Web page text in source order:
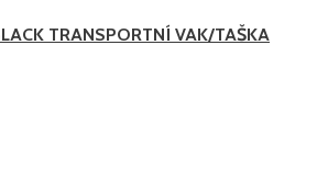
TRANSPORTNÍ VAK/TAŠKA